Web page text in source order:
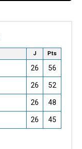
J Pts
26 56
26 52
26 48
26 45